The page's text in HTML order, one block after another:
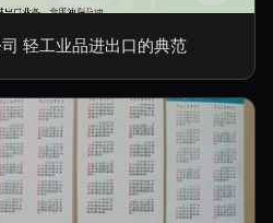
轻工业品进出口的典范